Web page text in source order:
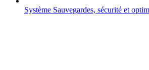
Système Sauvegardes, sécurité et